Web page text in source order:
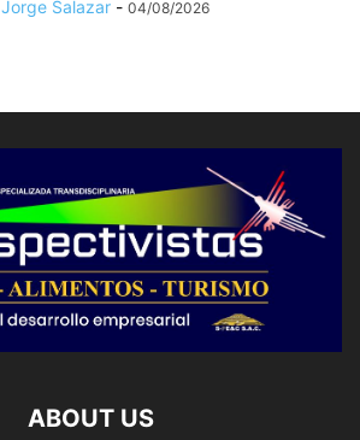
Jorge Salazar - 04/08/2026
ABOUT US